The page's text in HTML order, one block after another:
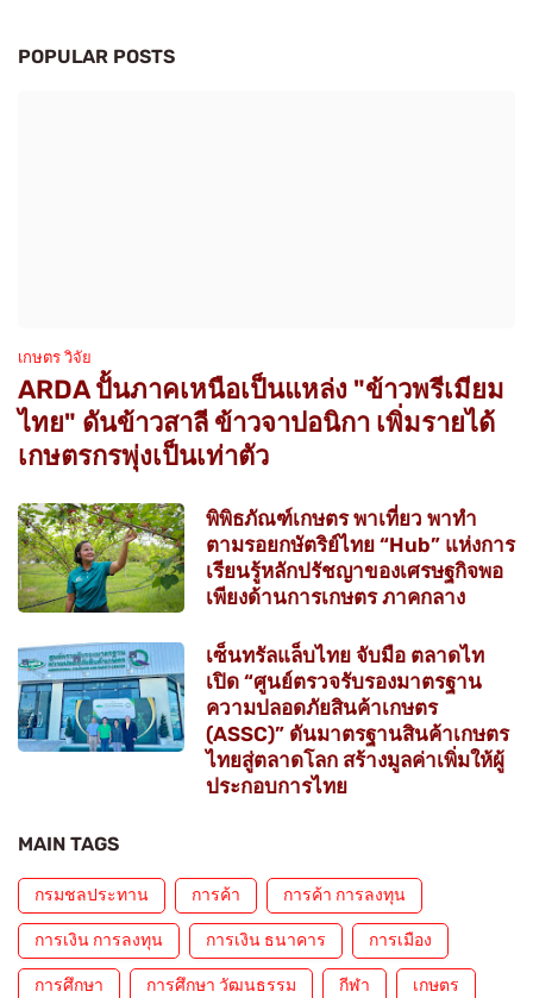
POPULAR POSTS
เกษตร วิจัย
ARDA ปั้นภาคเหนือเป็นแหล่ง "ข้าวพรีเมียม
ไทย" ดันข้าวสาลี ข้าวจาปอนิกา เพิ่มรายได้
เกษตรกรพุ่งเป็นเท่าตัว
พิพิธภัณฑ์เกษตร พาเที่ยว พาทำ
ตามรอยกษัตริย์ไทย “Hub” แห่งการ
เรียนรู้หลักปรัชญาของเศรษฐกิจพอ
เพียงด้านการเกษตร ภาคกลาง
เซ็นทรัลแล็บไทย จับมือ ตลาดไท
เปิด “ศูนย์ตรวจรับรองมาตรฐาน
ความปลอดภัยสินค้าเกษตร
(ASSC)” ดันมาตรฐานสินค้าเกษตร
ไทยสู่ตลาดโลก สร้างมูลค่าเพิ่มให้ผู้
ประกอบการไทย
MAIN TAGS
กรมชลประทาน การค้า การค้า การลงทุน
การเงิน การลงทุน การเงิน ธนาคาร การเมือง
การศึกษา การศึกษา วัฒนธรรม กีฬา เกษตร